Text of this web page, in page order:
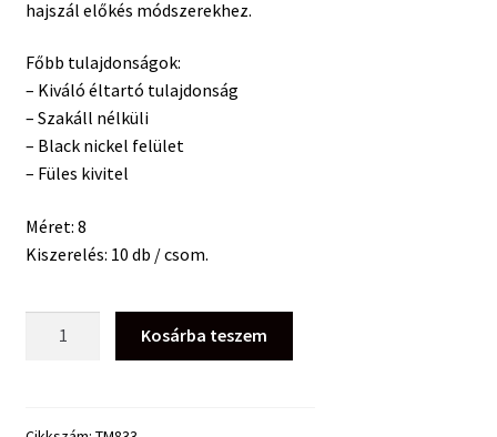
hajszál előkés módszerekhez.
Főbb tulajdonságok:
– Kiváló éltartó tulajdonság
– Szakáll nélküli
– Black nickel felület
– Füles kivitel
Méret: 8
Kiszerelés: 10 db / csom.
Kosárba teszem